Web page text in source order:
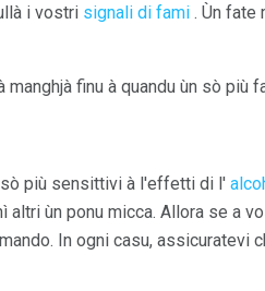
i vostri signali di fami . Ùn fate
finu à quandu ùn sò più
sò più sensittivi à l'effetti di l'
altri ùn ponu micca. Allora se a
In ogni casu, assicuratevi